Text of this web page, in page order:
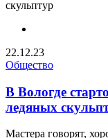
22.12.23
Общество
В Вологде
ледяных
Мастера говорят,